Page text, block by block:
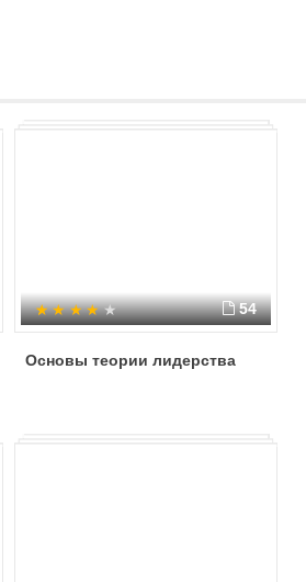
54
Основы теории лидерства